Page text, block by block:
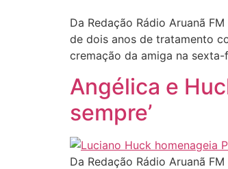
Da Redação Rádio Aruanã
de dois anos de tratamento
cremação da amiga na
Angélica e
sempre’
Da Redação Rádio Aruanã